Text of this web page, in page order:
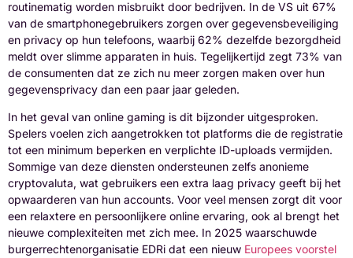
routinematig worden misbruikt door bedrijven. In de VS uit 67%
van de smartphonegebruikers zorgen over gegevensbeveiliging
en privacy op hun telefoons, waarbij 62% dezelfde bezorgdheid
meldt over slimme apparaten in huis. Tegelijkertijd zegt 73% van
de consumenten dat ze zich nu meer zorgen maken over hun
gegevensprivacy dan een paar jaar geleden.
In het geval van online gaming is dit bijzonder uitgesproken.
Spelers voelen zich aangetrokken tot platforms die de registratie
tot een minimum beperken en verplichte ID-uploads vermijden.
Sommige van deze diensten ondersteunen zelfs anonieme
cryptovaluta, wat gebruikers een extra laag privacy geeft bij het
opwaarderen van hun accounts. Voor veel mensen zorgt dit voor
een relaxtere en persoonlijkere online ervaring, ook al brengt het
nieuwe complexiteiten met zich mee. In 2025 waarschuwde
burgerrechtenorganisatie EDRi dat een nieuw Europees voorstel